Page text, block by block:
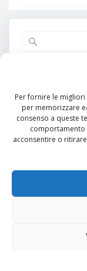
Per fornire le
per memorizzare
consenso a queste
comportamento
acconsentire o